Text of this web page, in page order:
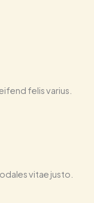
felis varius.
vitae justo.